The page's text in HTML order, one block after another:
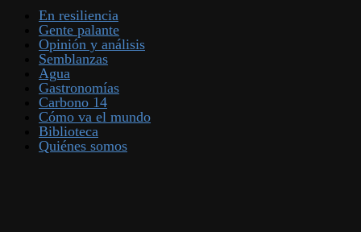
En resiliencia
Gente palante
Opinión y análisis
Semblanzas
Agua
Gastronomías
Carbono 14
Cómo va el mundo
Biblioteca
Quiénes somos